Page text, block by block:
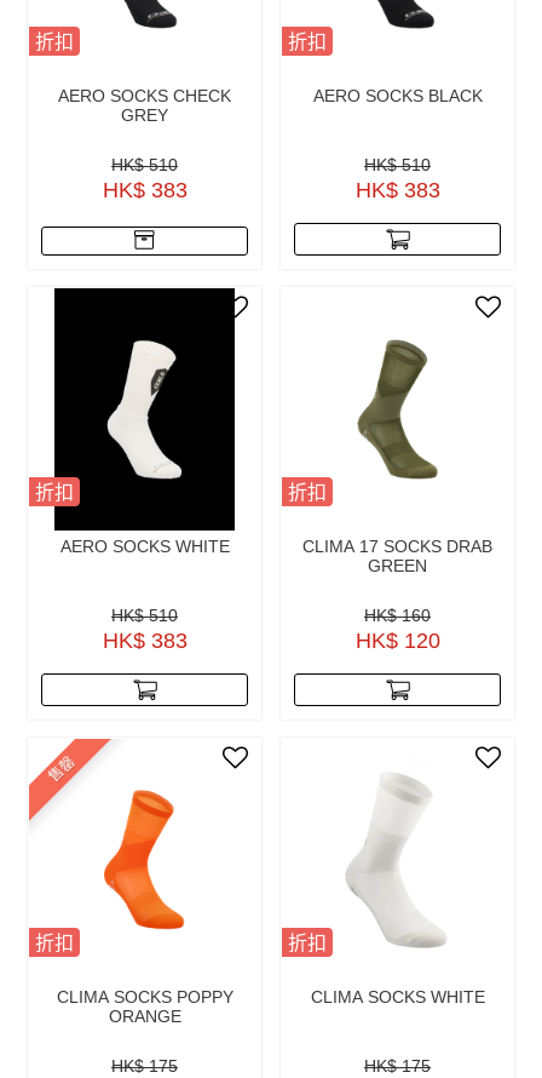
折扣
AERO SOCKS CHECK
GREY
HK$ 510
HK$ 383
折扣
AERO SOCKS BLACK
HK$ 510
HK$ 383
折扣
AERO SOCKS WHITE
HK$ 510
HK$ 383
折扣
CLIMA 17 SOCKS DRAB
GREEN
HK$ 160
HK$ 120
售罄
折扣
CLIMA SOCKS POPPY
ORANGE
HK$ 175
折扣
CLIMA SOCKS WHITE
HK$ 175